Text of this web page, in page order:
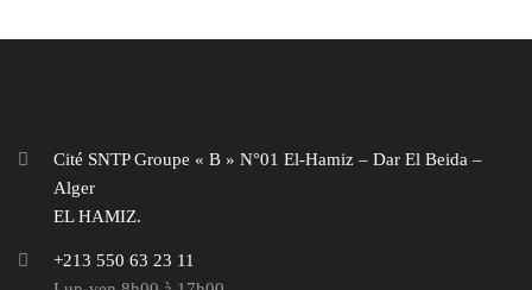
Cité SNTP Groupe « B » N°01 El-Hamiz – Dar El Beida –
Alger
EL HAMIZ.
+213 550 63 23 11